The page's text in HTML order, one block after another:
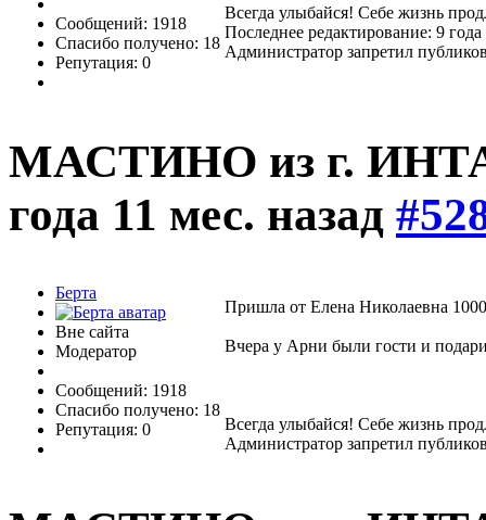
Сообщений: 1918
Спасибо получено: 18
Репутация: 0
Всегда улыбайся! Себе жизнь
Последнее редактирование: 9
Администратор запретил
МАСТИНО из г.
года 11 мес. назад
Берта
Вне сайта
Модератор
Сообщений: 1918
Спасибо получено: 18
Репутация: 0
Пришла от Елена Николаевна
Вчера у Арни были гости и
Всегда улыбайся! Себе жизнь
Администратор запретил